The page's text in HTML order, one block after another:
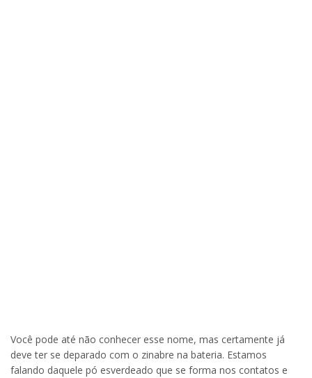
Você pode até não conhecer esse nome, mas certamente já
deve ter se deparado com o zinabre na bateria. Estamos
falando daquele pó esverdeado que se forma nos contatos e